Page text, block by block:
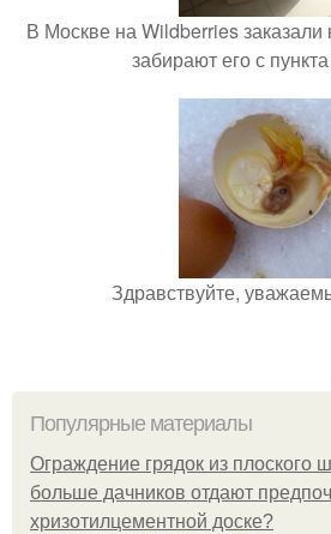
В Москве на Wildberries заказали
забирают его с
Здравствуйте,
Популярные материалы
Ограждение грядок из плоского
больше дачников отдают
хризотилцементной доске?